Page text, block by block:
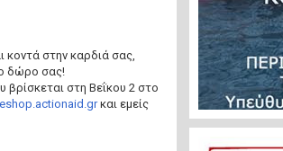
στην καρδιά σας,
δώρο σας!
στη Βεΐκου 2 στο
eshop.actionaid.grκαι εμείς